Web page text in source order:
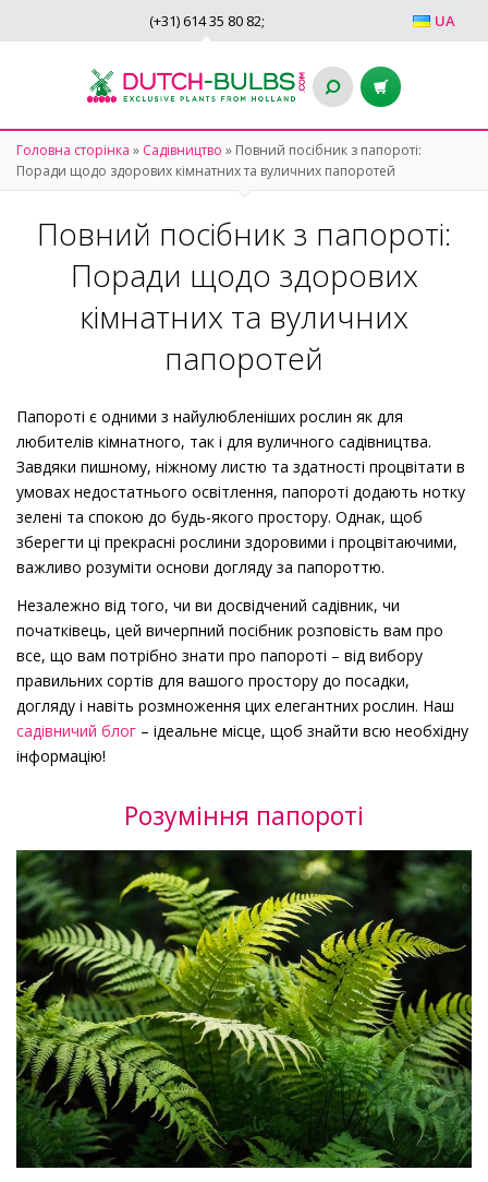
UA
(+31) 614 35 80 82;
Головна сторінка » Садівництво » Повний посібник з папороті:
Поради щодо здорових кімнатних та вуличних папоротей
Повний посібник з папороті:
Поради щодо здорових
кімнатних та вуличних
папоротей
Папороті є одними з найулюбленіших рослин як для
любителів кімнатного, так і для вуличного садівництва.
Завдяки пишному, ніжному листю та здатності процвітати в
умовах недостатнього освітлення, папороті додають нотку
зелені та спокою до будь-якого простору. Однак, щоб
зберегти ці прекрасні рослини здоровими і процвітаючими,
важливо розуміти основи догляду за папороттю.
Незалежно від того, чи ви досвідчений садівник, чи
початківець, цей вичерпний посібник розповість вам про
все, що вам потрібно знати про папороті – від вибору
правильних сортів для вашого простору до посадки,
догляду і навіть розмноження цих елегантних рослин. Наш
садівничий блог – ідеальне місце, щоб знайти всю необхідну
інформацію!
Розуміння папороті